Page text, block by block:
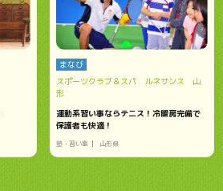
まなび
スポーツクラブ＆スパ ルネサンス 山
形
運動系習い事ならテニス！冷暖房完備で
保護者も快適！
塾・習い事 山形県